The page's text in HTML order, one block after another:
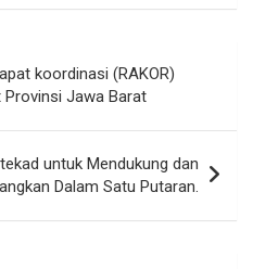
ke
dI
n
koordinasi (RAKOR)
Provinsi Jawa Barat
untuk Mendukung dan
Dalam Satu Putaran.